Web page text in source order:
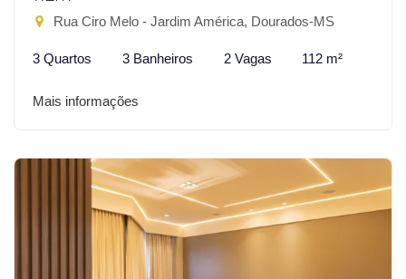
Rua Ciro Melo - Jardim América, Dourados-MS
3 Quartos 3 Banheiros 2 Vagas 112 m²
Mais informações